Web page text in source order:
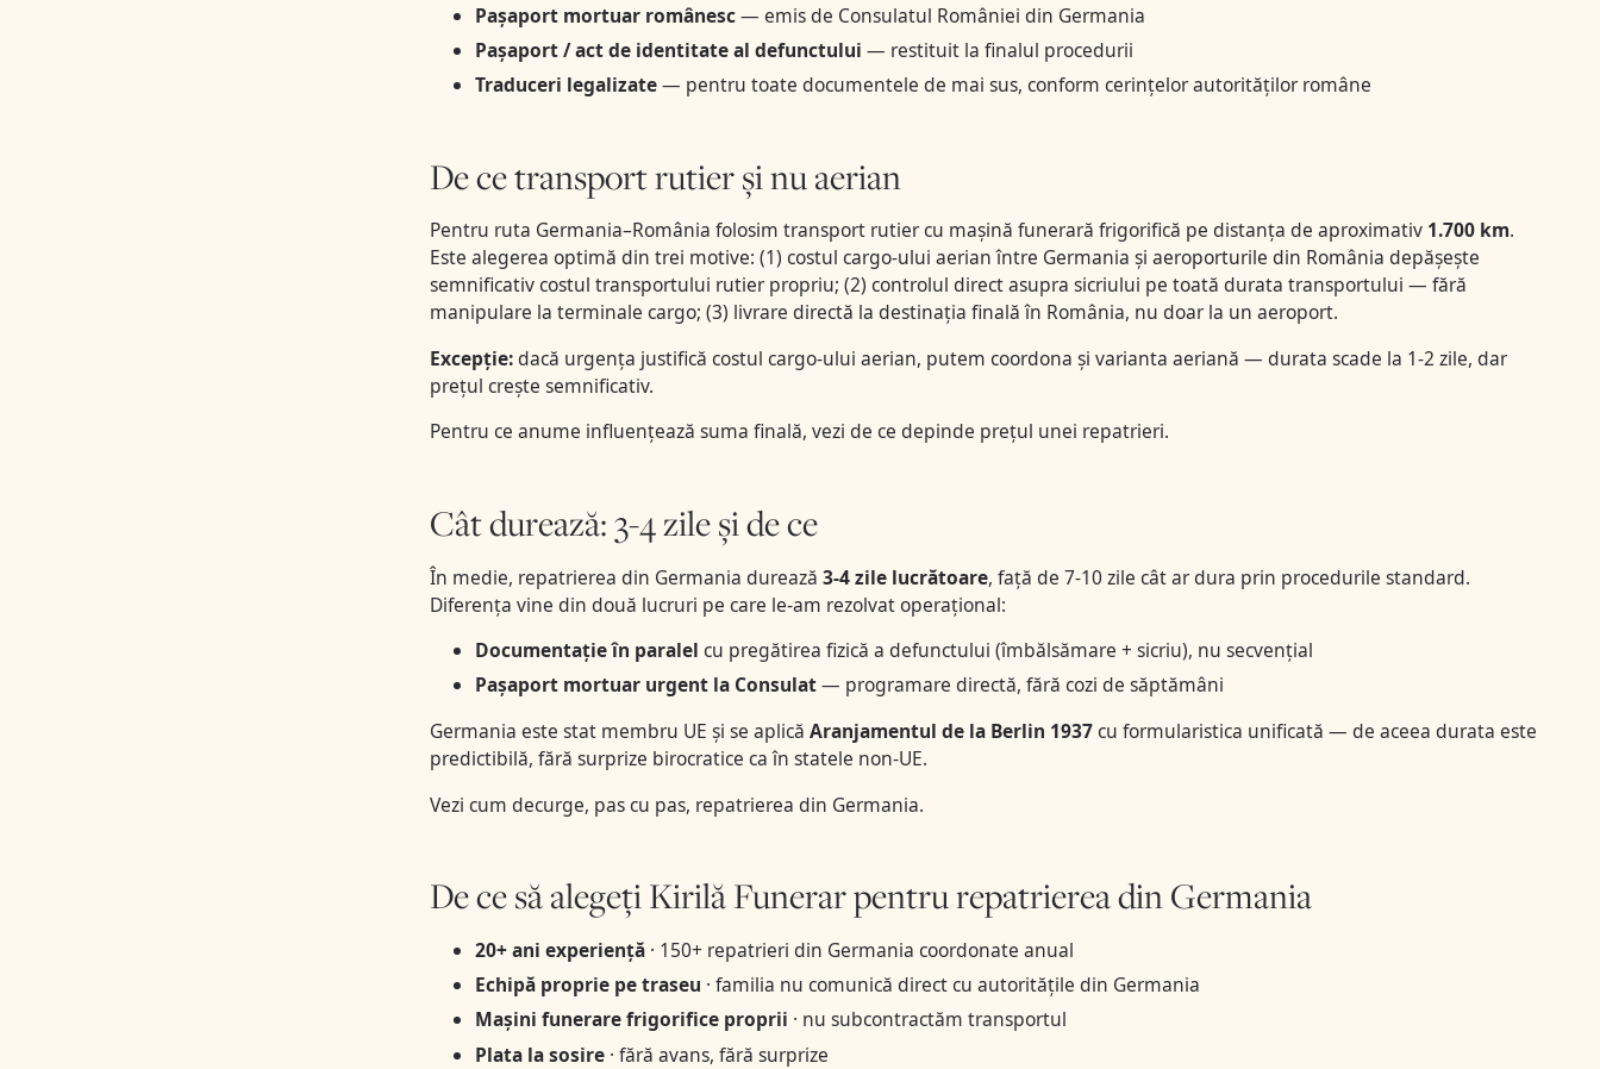
Pașaport mortuar românesc— emis de Consulatul României din Germania
Pașaport / act de identitate al defunctului — restituit la finalul procedurii
Traduceri legalizate— pentru toate documentele de mai sus, conform cerințelor autorităților române
De ce transport rutier și nu aerian
Pentru ruta Germania–România folosim transport rutier cu mașină funerară frigorifică pe distanța de aproximativ 1.700 km.
Este alegerea optimă din trei motive: (1) costul cargo-ului aerian între Germania și aeroporturile din România depășește
semnificativ costul transportului rutier propriu; (2) controlul direct asupra sicriului pe toată durata transportului — fără
manipulare la terminale cargo; (3) livrare directă la destinația finală în România, nu doar la un aeroport.
Excepție:dacă urgența justifică costul cargo-ului aerian, putem coordona și varianta aeriană — durata scade la 1-2 zile, dar
prețul crește semnificativ.
Pentru ce anume influențează suma finală, vezi de ce depinde prețul unei repatrieri.
Cât durează: 3-4 zile și de ce
În medie, repatrierea din Germania durează 3-4 zile lucrătoare, față de 7-10 zile cât ar dura prin procedurile standard.
Diferența vine din două lucruri pe care le-am rezolvat operațional:
Documentație în paralel cu pregătirea fizică a defunctului (îmbălsămare + sicriu), nu secvențial
Pașaport mortuar urgent la Consulat— programare directă, fără cozi de săptămâni
Germania este stat membru UE și se aplică Aranjamentul de la Berlin 1937cu formularistica unificată — de aceea durata este
predictibilă, fără surprize birocratice ca în statele non-UE.
Vezi cum decurge, pas cu pas, repatrierea din Germania.
De ce să alegeți Kirilă Funerar pentru repatrierea din Germania
20+ ani experiență· 150+ repatrieri din Germania coordonate anual
Echipă proprie pe traseu · familia nu comunică direct cu autoritățile din Germania
Mașini funerare frigorifice proprii · nu subcontractăm transportul
Plata la sosire· fără avans, fără surprize